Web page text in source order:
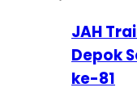
JAH
Depok
ke-81